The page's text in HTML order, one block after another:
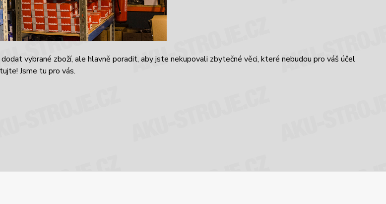
dodat vybrané zboží, ale hlavně poradit, aby jste nekupovali zbytečné věci, které nebudou pro váš účel
Jsme tu pro vás.